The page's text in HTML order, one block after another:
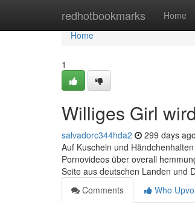
redhotbookmarks Home
Home
Home
1
Williges Girl
salvadorc344hda2 299 days ago
Auf Kuscheln und
Pornovideos über overall
Seite aus deutschen Landen und
Comments
Who